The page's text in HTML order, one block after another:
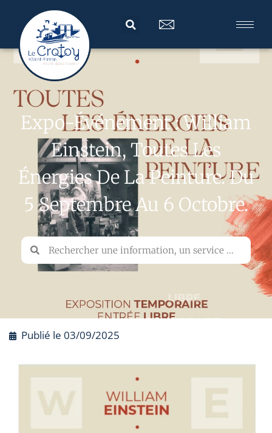
Expo-Événement : William
Einstein, Toutes Les
Énergies De La Peinture. Du
5 Septembre Au 6 Octobre.
Publié le 03/09/2025